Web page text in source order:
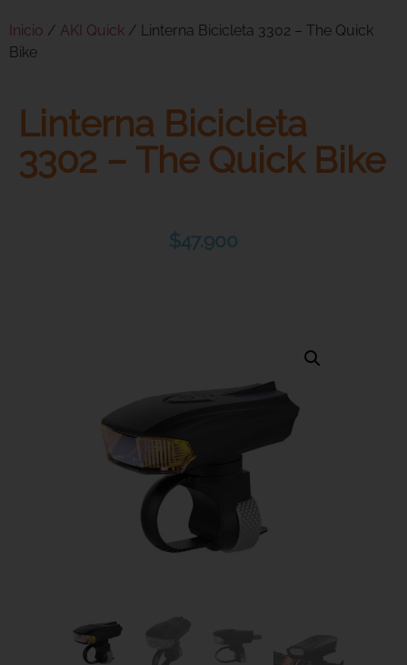
Inicio / AKI Quick / Linterna Bicicleta 3302 – The Quick
Bike
Linterna Bicicleta
3302 – The Quick Bike
$47.900